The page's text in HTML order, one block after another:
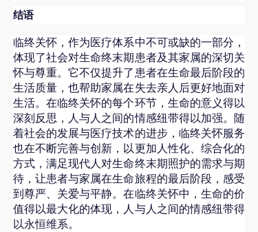
结语
临终关怀，作为医疗体系中不可或缺的一部分，
体现了社会对生命终末期患者及其家属的深切关
怀与尊重。它不仅提升了患者在生命最后阶段的
生活质量，也帮助家属在失去亲人后更好地面对
生活。在临终关怀的每个环节，生命的意义得以
深刻反思，人与人之间的情感纽带得以加强。随
着社会的发展与医疗技术的进步，临终关怀服务
也在不断完善与创新，以更加人性化、综合化的
方式，满足现代人对生命终末期照护的需求与期
待，让患者与家属在生命旅程的最后阶段，感受
到尊严、关爱与平静。在临终关怀中，生命的价
值得以最大化的体现，人与人之间的情感纽带得
以永恒维系。